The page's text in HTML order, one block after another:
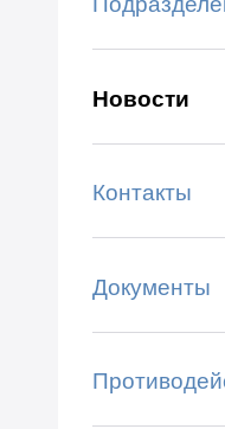
Новости
Контакты
Документы